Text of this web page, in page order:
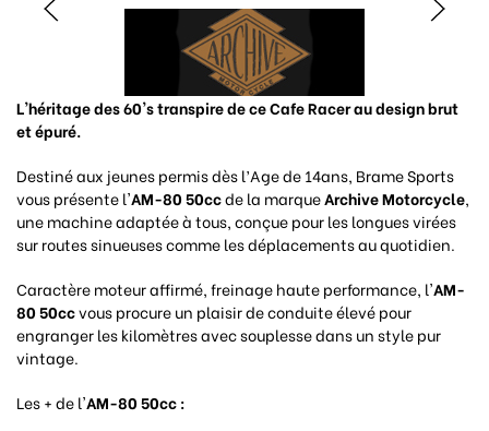
L'héritage des 60's transpire de ce Cafe Racer au design brut
et épuré.
Destiné aux jeunes permis dès l’Age de 14ans, Brame Sports
vous présente l'AM-80 50ccde la marqueArchive Motorcycle,
une machine adaptée à tous, conçue pour les longues virées
sur routes sinueuses comme les déplacements au quotidien.
Caractère moteur affirmé, freinage haute performance, l'AM-
80 50ccvous procure un plaisir de conduite élevé pour
engranger les kilomètres avec souplesse dans un style pur
vintage.
Les + de l'AM-80 50cc :